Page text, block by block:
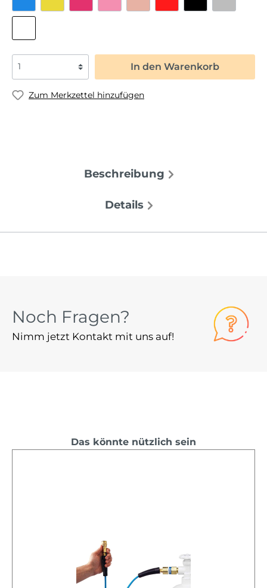
In den Warenkorb
Zum Merkzettel hinzufügen
Beschreibung
Details
Noch Fragen?
Nimm jetzt Kontakt mit uns auf!
Das könnte nützlich sein